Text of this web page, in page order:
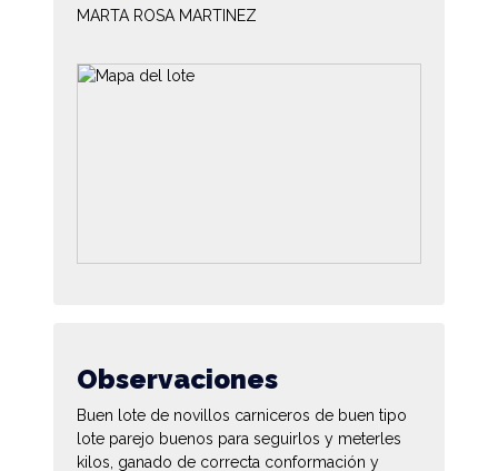
MARTA ROSA MARTINEZ
Observaciones
Buen lote de novillos carniceros de buen tipo
lote parejo buenos para seguirlos y meterles
kilos, ganado de correcta conformación y